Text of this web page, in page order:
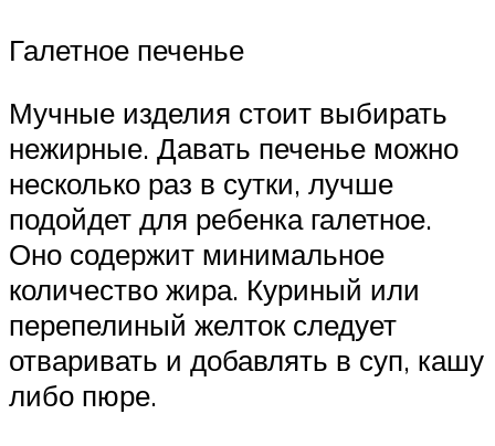
Галетное печенье
Мучные изделия стоит выбирать
нежирные. Давать печенье можно
несколько раз в сутки, лучше
подойдет для ребенка галетное.
Оно содержит минимальное
количество жира. Куриный или
перепелиный желток следует
отваривать и добавлять в суп, кашу
либо пюре.